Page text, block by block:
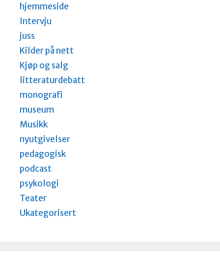
hjemmeside
Intervju
juss
Kilder på nett
Kjøp og salg
litteraturdebatt
monografi
museum
Musikk
nyutgivelser
pedagogisk
podcast
psykologi
Teater
Ukategorisert